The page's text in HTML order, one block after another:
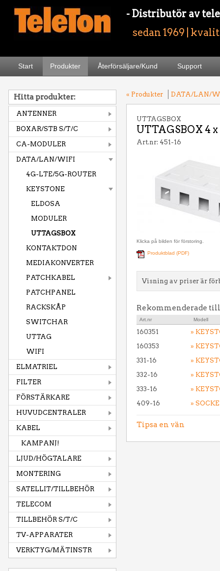
- Distributör av
sedan 1969 |
Start Produkter Återförsäljare/Kund Support
Hitta produkter:
ANTENNER
BOXAR/STB S/T/C
CA-MODULER
DATA/LAN/WIFI
4G-LTE/5G-ROUTER
KEYSTONE
ELDOSA
MODULER
UTTAGSBOX
KONTAKTDON
MEDIAKONVERTER
PATCHKABEL
PATCHPANEL
RACKSKÅP
SWITCHAR
UTTAG
WIFI
ELMATRIEL
FILTER
FÖRSTÄRKARE
HUVUDCENTRALER
KABEL
KAMPANJ!
LJUD/HÖGTALARE
MONTERING
SATELLIT/TILLBEHÖR
TELECOM
TILLBEHÖR S/T/C
TV-APPARATER
VERKTYG/MÄTINSTR
« Produkter DATA/LAN/
UTTAGSBOX
UTTAGSBOX 4
Art.nr: 451-16
Klicka på bilden för förstoring.
Produktblad (PDF)
Visning av priser är
Rekommenderade
Art.nr Modell
160351
»
160353
»
331-16
»
332-16
»
333-16
»
409-16
»
Tipsa en vän